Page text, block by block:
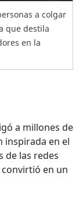
a colgar
que destila
en la
a millones de
inspirada en el
de las redes
en un